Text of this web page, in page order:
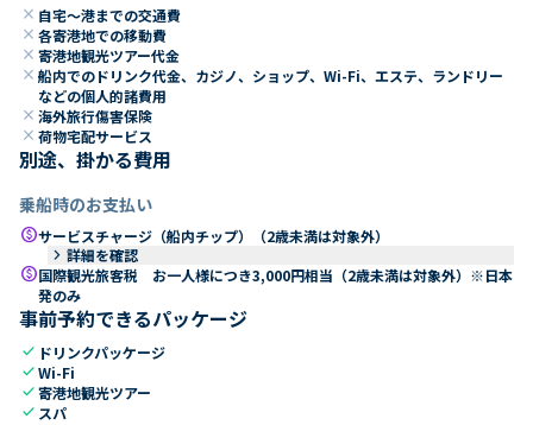
close 自宅～港までの交通費
close 各寄港地での移動費
close 寄港地観光ツアー代金
close 船内でのドリンク代金、カジノ、ショップ、Wi-Fi、エステ、ランドリー
などの個人的諸費用
close 海外旅行傷害保険
close 荷物宅配サービス
別途、掛かる費用
乗船時のお支払い
paidサービスチャージ（船内チップ）（2歳未満は対象外）
keyboard_arrow_right 詳細を確認
paid国際観光旅客税 お一人様につき3,000円相当（2歳未満は対象外）※日本
発のみ
事前予約できるパッケージ
check ドリンクパッケージ
checkWi-Fi
check寄港地観光ツアー
check スパ